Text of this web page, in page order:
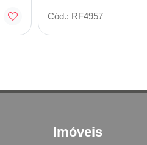
Cód.: RF4957
Imóveis